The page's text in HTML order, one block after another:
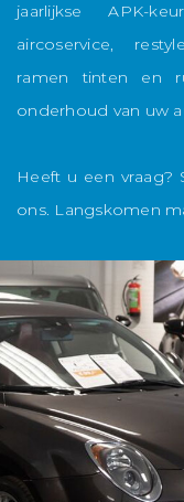
jaarlijkse APK-
aircoservice,
ramen tinten en
onderhoud van uw
Heeft u een vraag?
ons. Langskomen